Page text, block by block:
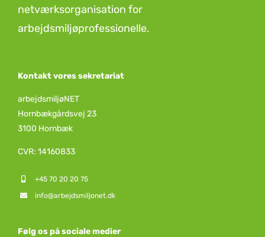
netværksorganisation for
arbejdsmiljøprofessionelle.
Kontakt vores sekretariat
arbejdsmiljøNET
Hornbækgårdsvej 23
3100 Hornbæk
CVR: 14160833
+45 70 20 20 75
info@arbejdsmiljonet.dk
Følg os på sociale medier